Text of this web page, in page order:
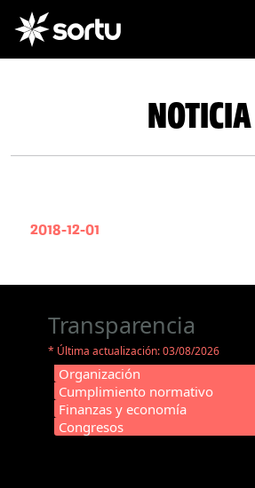
NOTICIA
2018-12-01
Transparencia
* Última actualización: 03/08/2026
Organización
Cumplimiento normativo
Finanzas y economía
Congresos